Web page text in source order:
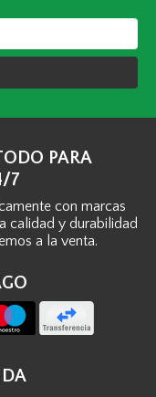
PARA
7
con marcas
calidad y durabilidad
a la venta.